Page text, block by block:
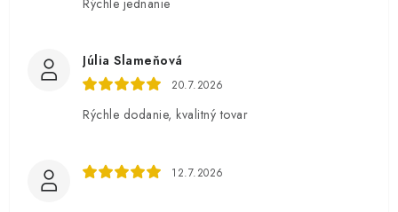
Rýchle jednanie
Júlia Slameňová
20.7.2026
Rýchle dodanie, kvalitný tovar
12.7.2026